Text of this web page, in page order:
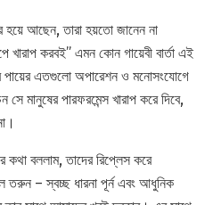
হয়ে আছেন, তারা হয়তো জানেন না
খারাপ করবই” এমন কোন গায়েবী বার্তা এই
পায়ের এতগুলো অপারেশন ও মনোসংযোগে
সে মানুষের পারফরমেন্স খারাপ করে দিবে,
কথা বললাম, তাদের রিপ্লেস করে
তরুন – স্বচ্ছ ধারনা পূর্ন এবং আধুনিক